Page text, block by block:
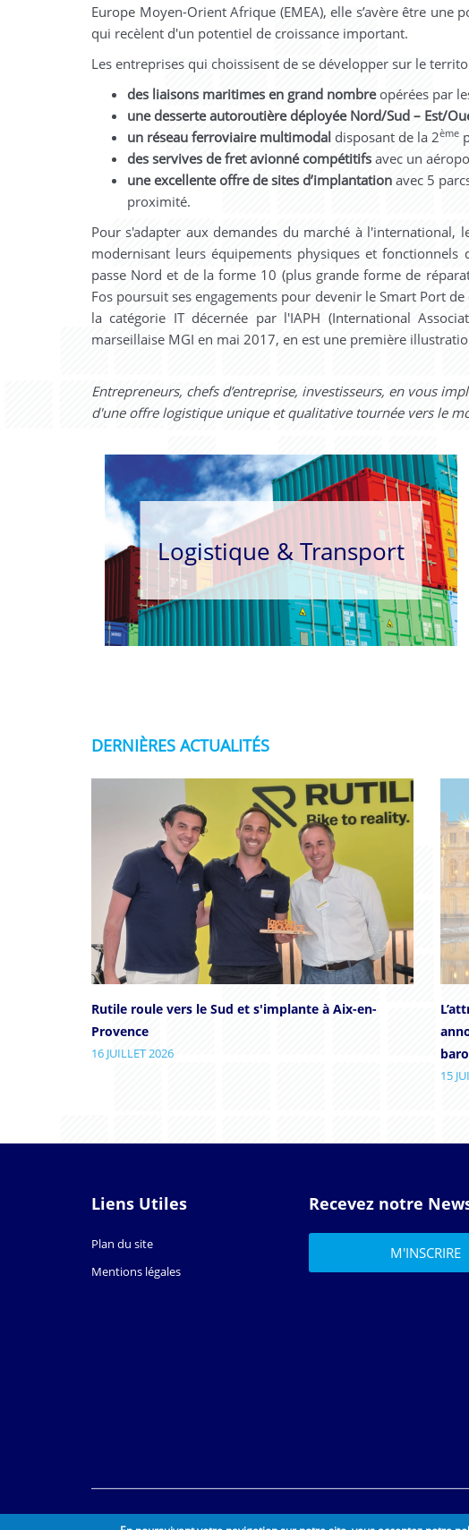
Europe Moyen-Orient Afrique (EMEA), elle s’avère être une
qui recèlent d'un potentiel de croissance important.
Les entreprises qui choissisent de se développer sur le
des liaisons maritimes en grand nombreopérées par
une desserte autoroutière déployée Nord/Sud – Est/
un réseau ferroviaire multimodal disposant de la 2ème
des servives de fret avionné compétitifs avec un
une excellente offre de sites d’implantation avec 5
proximité.
Pour s'adapter aux demandes du marché à l'international,
modernisant leurs équipements physiques et
passe Nord et de la forme 10 (plus grande forme de
Fos poursuit ses engagements pour devenir le Smart Port
la catégorie IT décernée par l'IAPH (International
marseillaise MGI en mai 2017, en est une première
Entrepreneurs, chefs d’entreprise, investisseurs, en vous
d'une offre logistique unique et qualitative tournée vers le
Logistique & Transport
DERNIÈRES ACTUALITÉS
Rutile roule vers le Sud et s'implante à Aix-en-
Provence
16 JUILLET 2026
15
Liens Utiles
Plan du site
Mentions légales
Recevez notre